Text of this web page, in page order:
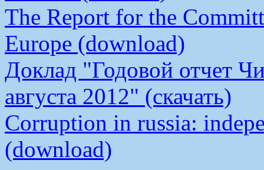
The Report for the
Europe (download)
Доклад "Годовой отчет
августа 2012" (скачать)
Corruption in russia:
(download)